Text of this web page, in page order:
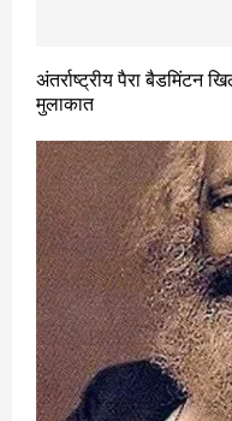
अंतर्राष्ट्रीय पैरा बैडमिंटन
मुलाकात